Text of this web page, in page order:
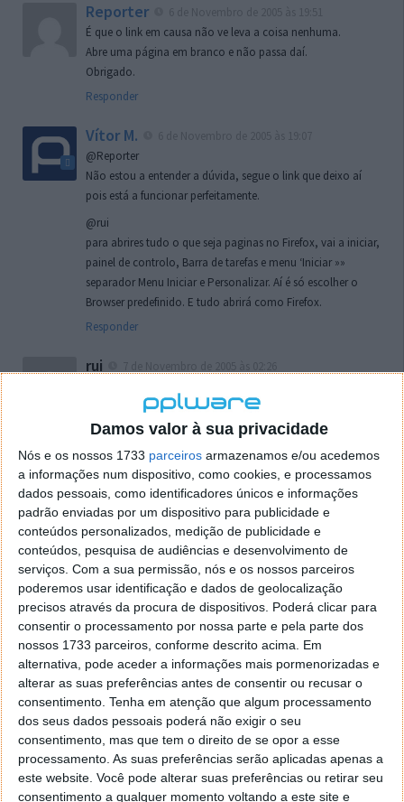
Damos valor à sua privacidade
Nós e os nossos 1733 parceiros armazenamos e/ou acedemos
a informações num dispositivo, como cookies, e processamos
dados pessoais, como identificadores únicos e informações
padrão enviadas por um dispositivo para publicidade e
conteúdos personalizados, medição de publicidade e
conteúdos, pesquisa de audiências e desenvolvimento de
serviços. Com a sua permissão, nós e os nossos parceiros
poderemos usar identificação e dados de geolocalização
precisos através da procura de dispositivos. Poderá clicar para
consentir o processamento por nossa parte e pela parte dos
nossos 1733 parceiros, conforme descrito acima. Em
alternativa, pode aceder a informações mais pormenorizadas e
alterar as suas preferências antes de consentir ou recusar o
consentimento. Tenha em atenção que algum processamento
dos seus dados pessoais poderá não exigir o seu
consentimento, mas que tem o direito de se opor a esse
processamento. As suas preferências serão aplicadas apenas a
este website. Você pode alterar suas preferências ou retirar seu
consentimento a qualquer momento voltando a este site e
Reporter
É que o link em causa não ve leva a coisa nenhuma.
Abre uma página em branco e não passa daí.
Obrigado.
Responder
Vítor M.
@Reporter
Não estou a entender a dúvida, segue o link que deixo aí
pois está a funcionar perfeitamente.
@rui
para abrires tudo o que seja paginas no Firefox, vai a iniciar,
painel de controlo, Barra de tarefas e menu ‘Iniciar »»
separador Menu Iniciar e Personalizar. Aí é só escolher o
Browser predefinido. E tudo abrirá como Firefox.
Responder
rui
localizaçao referida n se encontra la nada k me permita por
o firefox como browser predefenido
Ja percorri o painel
tentei apagar o explorer na tentativa de forçar o uso do
firefox mas em vao. Kaso te lembres de outra dica fico
agradecido, caso contrario obrigado a mesma
Responder
Vítor M.
7 de Novembro de 2005 às 01:39
@Reporter
Desculpa mas o link funciona. Seja como for segue por mail
o MSn Messenger 8.
Responder
Vítor M.
@Rui
Tens de encontrar o que te falei. Faz da seguinte maneira,
janela iniciar e no topo dessa janela com o botão direito do
rato faz propriedades. Depois no separador Menu ‘Iniciar’
clica no botão ‘Personalizar’ aí encontrarás no separador